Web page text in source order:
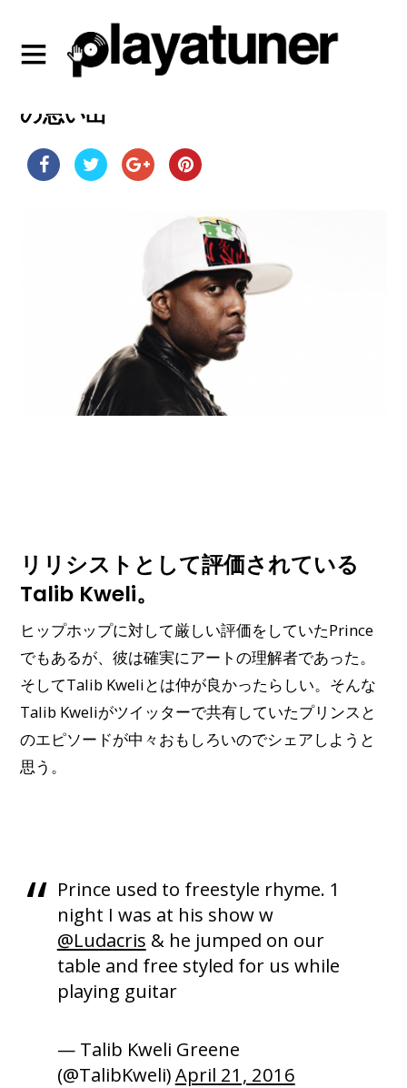
の思い出
リリシストとして評価されている
Talib Kweli。
ヒップホップに対して厳しい評価をしていたPrince
でもあるが、彼は確実にアートの理解者であった。
そしてTalib Kweliとは仲が良かったらしい。そんな
Talib Kweliがツイッターで共有していたプリンスと
のエピソードが中々おもしろいのでシェアしようと
思う。
Prince used to freestyle rhyme. 1
night I was at his show w
@Ludacris & he jumped on our
table and free styled for us while
playing guitar
— Talib Kweli Greene
(@TalibKweli)April 21, 2016